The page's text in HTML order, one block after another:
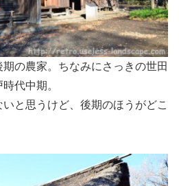
の農家。ちなみにさっきの世田
代中期。
と思うけど、後期のほうがどこ